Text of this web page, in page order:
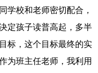
学校和老师密切配合，
定孩子读普高起，多半
标，这个目标最终的实
为班主任老师，我利用